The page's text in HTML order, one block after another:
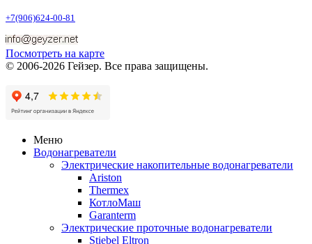
+7(906)624-00-81
Посмотреть на карте
© 2006-2026 Гейзер. Все права защищены.
Меню
Водонагреватели
Электрические накопительные водонагреватели
Ariston
Thermex
КотлоМаш
Garanterm
Электрические проточные водонагреватели
Stiebel Eltron